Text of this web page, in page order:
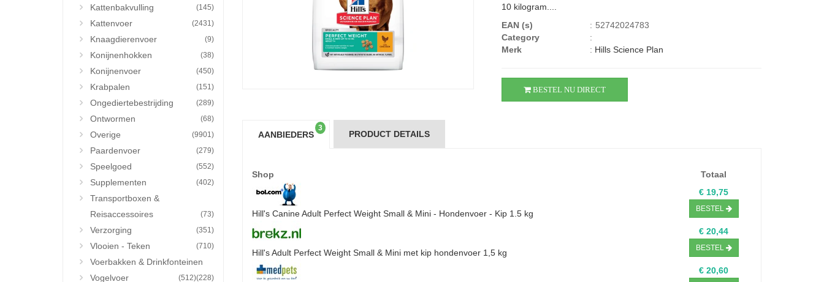
Kattenbakvulling (145)
Kattenvoer (2431)
Knaagdierenvoer (9)
Konijnenhokken (38)
Konijnenvoer (450)
Krabpalen (151)
Ongediertebestrijding (289)
Ontwormen (68)
Overige (9901)
Paardenvoer (279)
Speelgoed (552)
Supplementen (402)
Transportboxen &
Reisaccessoires
(73)
Verzorging (351)
Vlooien - Teken (710)
Voerbakken & Drinkfonteinen
(228)
Vogelvoer (512)
10 kilogram....
EAN (s)
: 52742024783
Category
:
Merk
: Hills Science Plan
BESTEL NU DIRECT
AANBIEDERS
3
PRODUCT DETAILS
Shop Totaal
Hill's Canine Adult Perfect Weight Small & Mini - Hondenvoer - Kip 1.5 kg
€ 19,75
BESTEL
Hill's Adult Perfect Weight Small & Mini met kip hondenvoer 1,5 kg
€ 20,44
BESTEL
€ 20,60